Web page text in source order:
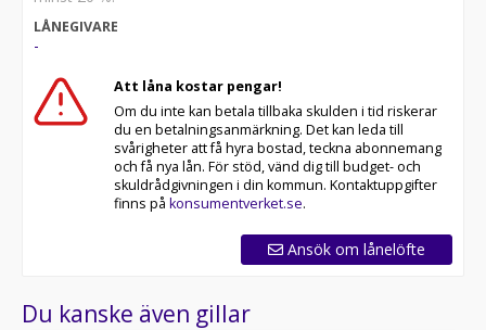
Välkomna!
Utrustning/Tillbehör:
Adaptiv
farthållare,Backkamera,Dragkrok,Skinnklädsel,Elektrisk
bagagelucka,Sätesvärme fram,Lane
Assist,Rattvärme,Elstol förare m
i skinn eller delvis i skinn,Parkeringssensorer
bak,Hybrid,12V-uttag,USB-ingång,Klädsel (helskinn),AC
LÅNEGIVARE
-
Att låna kostar pengar!
Om du inte kan betala tillbaka skulden i tid riskerar
du en betalningsanmärkning. Det kan leda till
svårigheter att få hyra bostad, teckna abonnemang
och få nya lån. För stöd, vänd dig till budget- och
skuldrådgivningen i din kommun. Kontaktuppgifter
finns på konsumentverket.se.
Ansök om lånelöfte
Du kanske även gillar